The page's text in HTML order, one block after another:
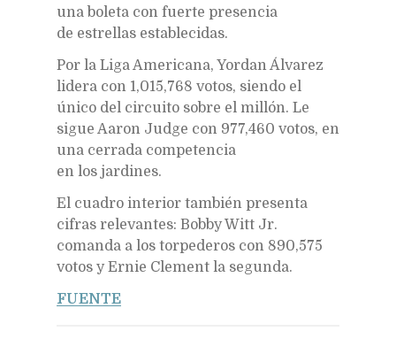
una boleta con fuerte presencia
de estrellas establecidas.
Por la Liga Americana, Yordan Álvarez
lidera con 1,015,768 votos, siendo el
único del circuito sobre el millón. Le
sigue Aaron Judge con 977,460 votos, en
una cerrada competencia
en los jardines.
El cuadro interior también presenta
cifras relevantes: Bobby Witt Jr.
comanda a los torpederos con 890,575
votos y Ernie Clement la segunda.
FUENTE